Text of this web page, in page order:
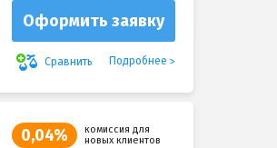
Оформить заявку
Сравнить Подробнее
0,04%
комиссия для
новых клиентов